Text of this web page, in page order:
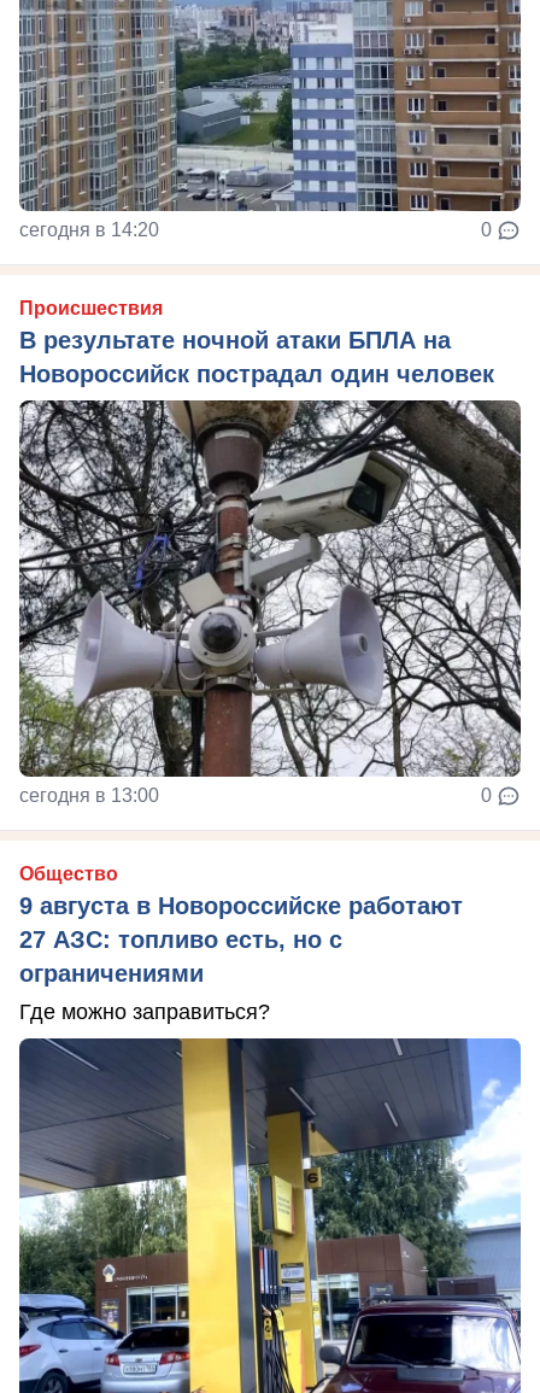
сегодня в 14:20 0
Происшествия
В результате ночной атаки БПЛА на
Новороссийск пострадал один человек
сегодня в 13:00 0
Общество
9 августа в Новороссийске работают
27 АЗС: топливо есть, но с
ограничениями
Где можно заправиться?